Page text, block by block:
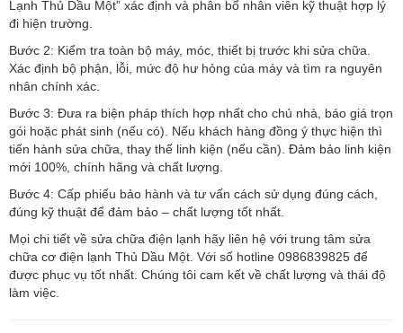
Lạnh Thủ Dầu Một” xác định và phân bổ nhân viên kỹ thuật hợp lý
đi hiện trường.
Bước 2: Kiểm tra toàn bộ máy, móc, thiết bị trước khi sửa chữa.
Xác định bộ phận, lỗi, mức độ hư hỏng của máy và tìm ra nguyên
nhân chính xác.
Bước 3: Đưa ra biện pháp thích hợp nhất cho chủ nhà, báo giá trọn
gói hoặc phát sinh (nếu có). Nếu khách hàng đồng ý thực hiện thì
tiến hành sửa chữa, thay thế linh kiện (nếu cần). Đảm bảo linh kiện
mới 100%, chính hãng và chất lượng.
Bước 4: Cấp phiếu bảo hành và tư vấn cách sử dụng đúng cách,
đúng kỹ thuật để đảm bảo – chất lượng tốt nhất.
Mọi chi tiết về sửa chữa điện lạnh hãy liên hệ với trung tâm sửa
chữa cơ điện lạnh Thủ Dầu Một. Với số hotline 0986839825 để
được phục vụ tốt nhất. Chúng tôi cam kết về chất lượng và thái độ
làm việc.